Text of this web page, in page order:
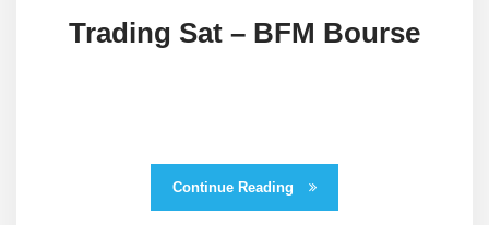
Trading Sat – BFM Bourse
Continue Reading